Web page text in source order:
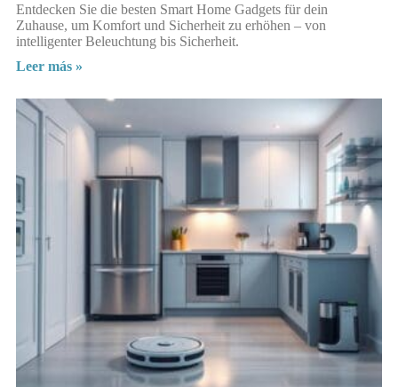
Entdecken Sie die besten Smart Home Gadgets für dein
Zuhause, um Komfort und Sicherheit zu erhöhen – von
intelligenter Beleuchtung bis Sicherheit.
Leer más »